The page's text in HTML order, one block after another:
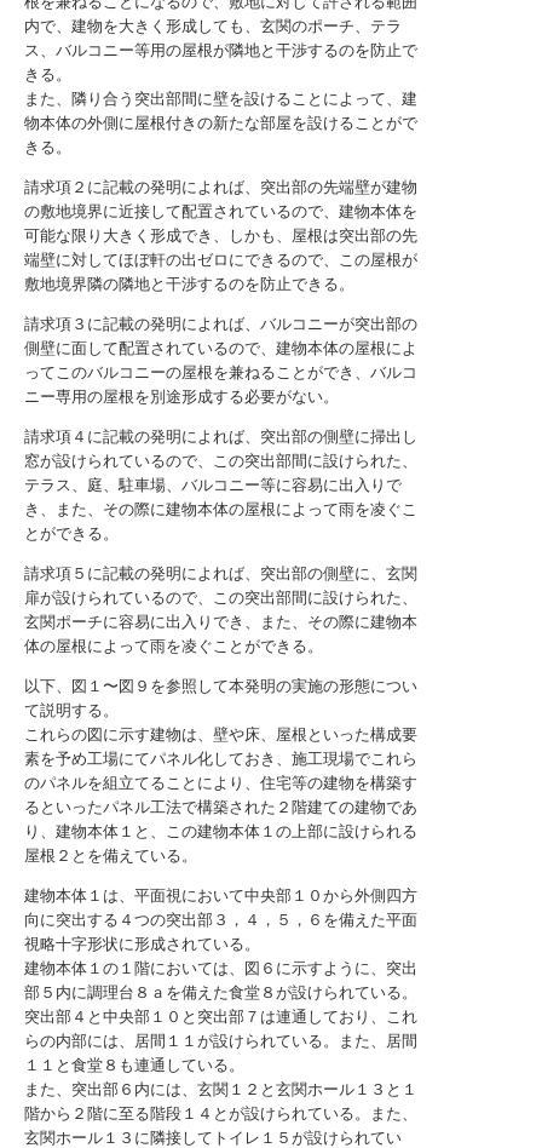
内で、建物を大きく形成しても、玄関のポーチ、テラ
ス、バルコニー等用の屋根が隣地と干渉するのを防止で
きる。
また、隣り合う突出部間に壁を設けることによって、建
物本体の外側に屋根付きの新たな部屋を設けることがで
きる。
請求項２に記載の発明によれば、突出部の先端壁が建物
の敷地境界に近接して配置されているので、建物本体を
可能な限り大きく形成でき、しかも、屋根は突出部の先
端壁に対してほぼ軒の出ゼロにできるので、この屋根が
敷地境界隣の隣地と干渉するのを防止できる。
請求項３に記載の発明によれば、バルコニーが突出部の
側壁に面して配置されているので、建物本体の屋根によ
ってこのバルコニーの屋根を兼ねることができ、バルコ
ニー専用の屋根を別途形成する必要がない。
請求項４に記載の発明によれば、突出部の側壁に掃出し
窓が設けられているので、この突出部間に設けられた、
テラス、庭、駐車場、バルコニー等に容易に出入りで
き、また、その際に建物本体の屋根によって雨を凌ぐこ
とができる。
請求項５に記載の発明によれば、突出部の側壁に、玄関
扉が設けられているので、この突出部間に設けられた、
玄関ポーチに容易に出入りでき、また、その際に建物本
体の屋根によって雨を凌ぐことができる。
以下、図１〜図９を参照して本発明の実施の形態につい
て説明する。
これらの図に示す建物は、壁や床、屋根といった構成要
素を予め工場にてパネル化しておき、施工現場でこれら
のパネルを組立てることにより、住宅等の建物を構築す
るといったパネル工法で構築された２階建ての建物であ
り、建物本体１と、この建物本体１の上部に設けられる
屋根２とを備えている。
建物本体１は、平面視において中央部１０から外側四方
向に突出する４つの突出部３，４，５，６を備えた平面
視略十字形状に形成されている。
建物本体１の１階においては、図６に示すように、突出
部５内に調理台８ａを備えた食堂８が設けられている。
突出部４と中央部１０と突出部７は連通しており、これ
らの内部には、居間１１が設けられている。また、居間
１１と食堂８も連通している。
また、突出部６内には、玄関１２と玄関ホール１３と１
階から２階に至る階段１４とが設けられている。また、
玄関ホール１３に隣接してトイレ１５が設けられてい